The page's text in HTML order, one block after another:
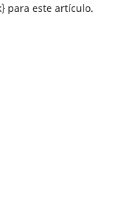
para este artículo.